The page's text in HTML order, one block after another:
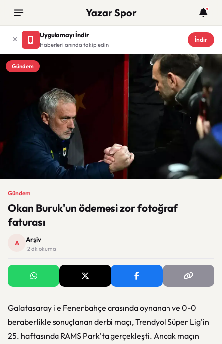
Yazar Spor
Uygulamayı İndir
Haberleri anında takip edin
İndir
Gündem
Gündem
Okan Buruk'un ödemesi zor fotoğraf
faturası
A Arşiv
· 2 dk okuma
Galatasaray ile Fenerbahçe arasında oynanan ve 0-0
beraberlikle sonuçlanan derbi maçı, Trendyol Süper Lig'in
25. haftasında RAMS Park'ta gerçekleşti. Ancak maçın